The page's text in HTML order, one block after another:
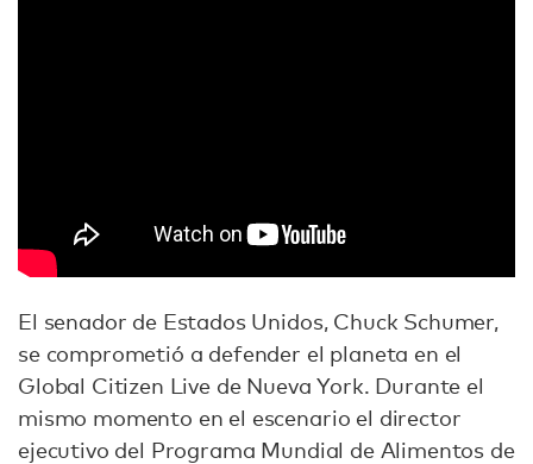
El senador de Estados Unidos, Chuck Schumer,
se comprometió a defender el planeta en el
Global Citizen Live de Nueva York. Durante el
mismo momento en el escenario el director
ejecutivo del Programa Mundial de Alimentos de